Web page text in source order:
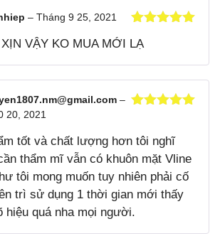
hạng
– Tháng 9 25, 2021
VẬY KO MUA MỚI LẠ
sao
–
20, 2021
tốt và chất lượng hơn tôi nghĩ
thẩm mĩ vẫn có khuôn mặt Vline
tôi mong muốn tuy nhiên phải cố
trì sử dụng 1 thời gian mới thấy
hiệu quá nha mọi người.